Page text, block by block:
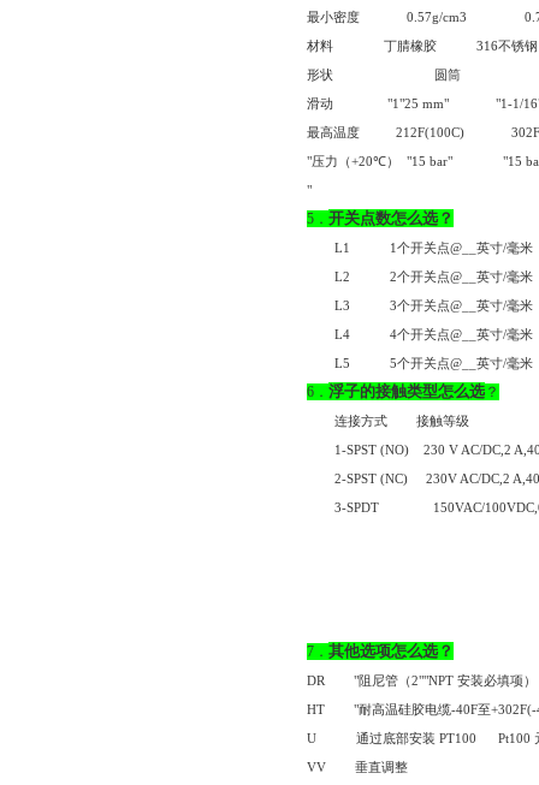
最小密度
0.57g/cm3
材料
丁腈橡胶 316不锈钢
形状
圆筒
滑动
"1"25 mm"
"1-1/
最高温度
212F(100C)
"压力（+20℃） "15 bar"
"15
"
5 ． 开关点数怎么选？
L1 1个开关点@__ 英寸/毫米
L2
2个开关点@__ 英寸/毫米
L3
3个开关点@__ 英寸/毫米
L4
4个开关点@__ 英寸/毫米
L5
5个开关点@__ 英寸/毫米
6 ． 浮子的接触类型怎么选 ？
连接方式
接触等级
1-SPST (NO)
230 V AC/DC,2
2-SPST (NC)
230V AC/DC,2
3-SPDT
150VAC/
7 ． 其他选项怎么选？
DR "阻尼管（2""NPT 安装必填项）
HT
"耐高温硅胶电缆-40F至+302F(-
U
通过底部安装 PT100 Pt100
VV
垂直调整